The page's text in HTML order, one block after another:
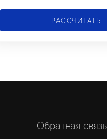
РАССЧИТАТЬ
Обратная связь